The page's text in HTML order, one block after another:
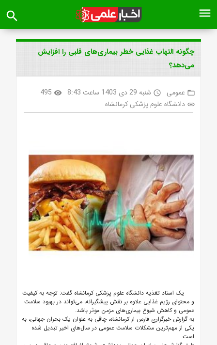
menu
search
چگونه التهاب غذایی خطر بیماری‌های قلبی را افزایش
می‌دهد؟
folder_open عمومی access_time شنبه 29 دی 1403 ساعت 8:43 visibility
495
link دانشگاه علوم پزشکی کرمانشاه
یک استاد تغذیه دانشگاه علوم پزشکی کرمانشاه گفت: توجه به کیفیت
و محتوای رژیم غذایی علاوه بر نقش پیشگیرانه، می‌تواند در بهبود سلامت
عمومی و کاهش شیوع بیماری‌های مزمن موثر باشد.
به گزارش خبرگزاری فارس از کرمانشاه، چاقی به عنوان یک بحران جهانی، به
یکی از مهم‌ترین مشکلات سلامت عمومی در سال‌های اخیر تبدیل شده
است.